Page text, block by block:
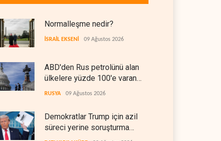
Normalleşme nedir?
İSRAİL EKSENİ 09 Ağustos 2026
ABD'den Rus petrolünü alan
ülkelere yüzde 100'e varan
gümrük vergisi
RUSYA 09 Ağustos 2026
Demokratlar Trump için azil
süreci yerine soruşturma
hazırlıyor